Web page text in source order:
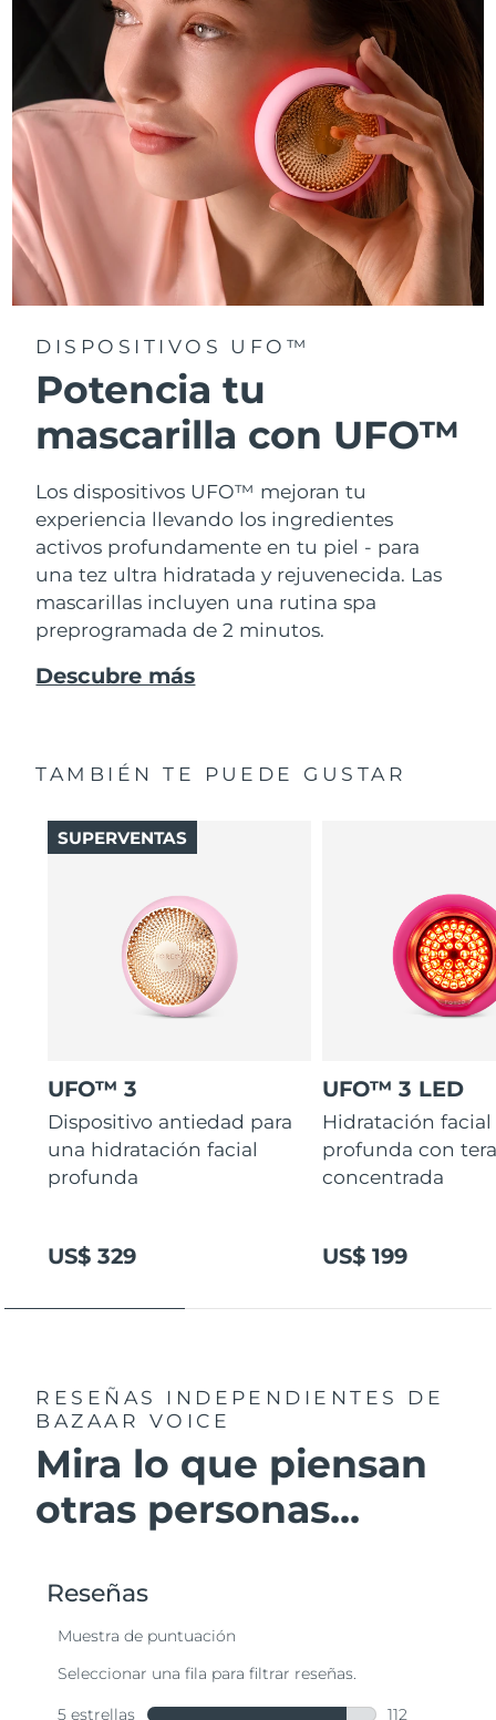
DISPOSITIVOS UFO™
Potencia tu
mascarilla con UFO™
Los dispositivos UFO™ mejoran tu
experiencia llevando los ingredientes
activos profundamente en tu piel - para
una tez ultra hidratada y rejuvenecida. Las
mascarillas incluyen una rutina spa
preprogramada de 2 minutos.
Descubre más
TAMBIÉN TE PUEDE GUSTAR
UFO™ 3
Dispositivo antiedad para
una hidratación facial
profunda
US$ 329
SUPERVENTAS
UFO™ 3 LED
Hidratación facial
profunda con
concentrada
US$ 199
RESEÑAS INDEPENDIENTES
DE
BAZAAR VOICE
Mira lo que piensan
otras personas...
Entrega prevista
Emiratos Árabes
Unidos
Entrega prevista8/11/26
Reino Unido Entrega prevista8/10/26
Estados Unidos Entrega prevista 8/11/26
Uzbekistán Entrega prevista8/15/26